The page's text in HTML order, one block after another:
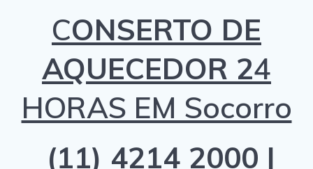
CONSERTO DE
AQUECEDOR 24
HORAS EM Socorro
(11) 4214 2000 |